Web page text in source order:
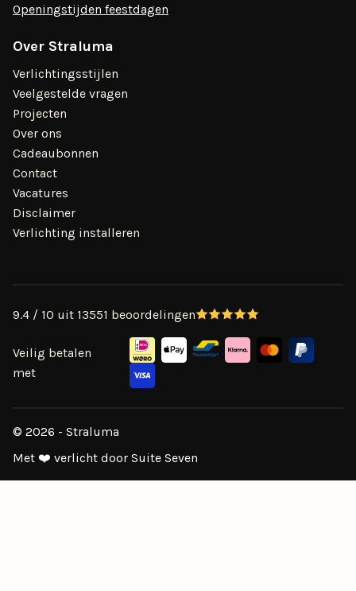
Openingstijden feestdagen
Over Straluma
Verlichtingsstijlen
Veelgestelde vragen
Projecten
Over ons
Cadeaubonnen
Contact
Vacatures
Disclaimer
Verlichting installeren
9.4 / 10 uit 13551 beoordelingen
Veilig betalen
met
© 2026 - Straluma
Met ❤️ verlicht door Suite Seven